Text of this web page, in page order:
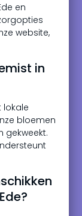
en
website,
in
lokale
bloemen
gekweekt.